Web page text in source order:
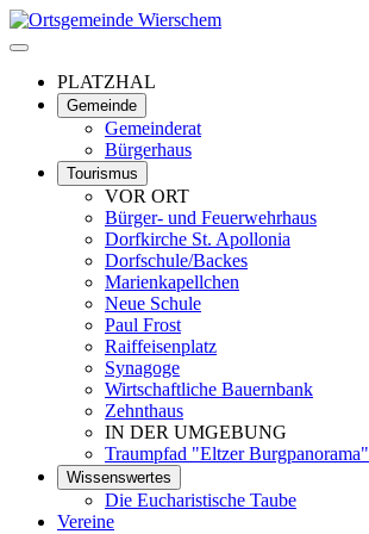
PLATZHAL
Gemeinde
Gemeinderat
Bürgerhaus
Tourismus
VOR ORT
Bürger- und Feuerwehrhaus
Dorfkirche St. Apollonia
Dorfschule/Backes
Marienkapellchen
Neue Schule
Paul Frost
Raiffeisenplatz
Synagoge
Wirtschaftliche Bauernbank
Zehnthaus
IN DER UMGEBUNG
Traumpfad "Eltzer Burgpanorama"
Wissenswertes
Die Eucharistische Taube
Vereine